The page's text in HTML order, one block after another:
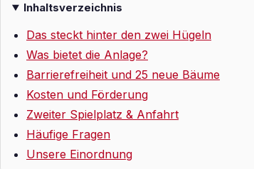
Inhaltsverzeichnis
Das steckt hinter den zwei Hügeln
Was bietet die Anlage?
Barrierefreiheit und 25 neue Bäume
Kosten und Förderung
Zweiter Spielplatz & Anfahrt
Häufige Fragen
Unsere Einordnung